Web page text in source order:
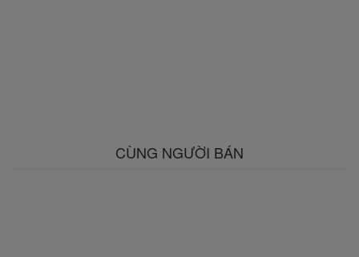
CÙNG NGƯỜI BÁN